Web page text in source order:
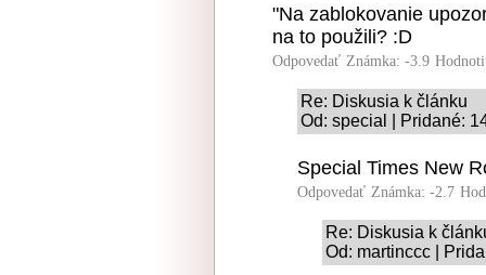
"Na zablokovanie
na to použili? :D
Odpovedať Známka: -3.9
Re: Diskusia k článku
Od: special | Pridané:
Special Times New
Odpovedať Známka: -2.7
Re: Diskusia k
Od: martinccc |